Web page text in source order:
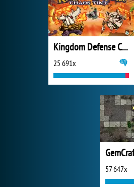
Kingdom Defense Chaos Time
25 691x
57 647x